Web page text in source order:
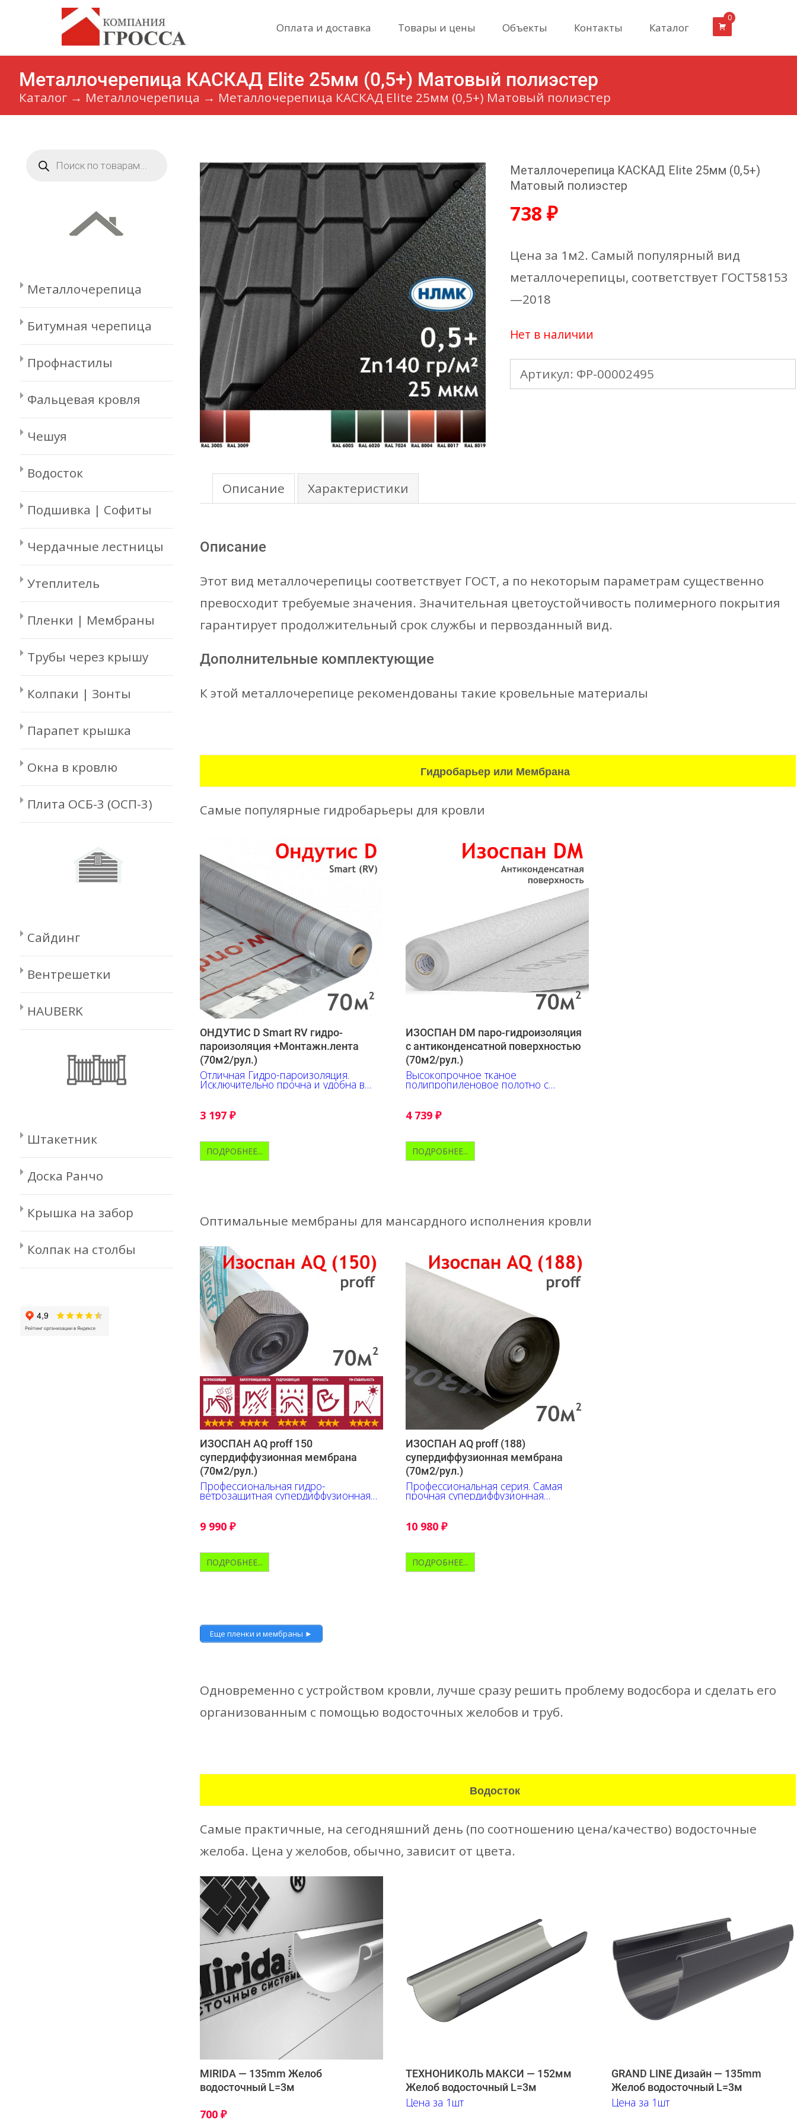
content
Оплата и доставка Товары и цены Объекты Контакты Каталог
0
Металлочерепица КАСКАД Elite 25мм (0,5+) Матовый полиэстер
Каталог → Металлочерепица → Металлочерепица КАСКАД Elite 25мм (0,5+) Матовый полиэстер
Металлочерепица КАСКАД Elite 25мм (0,5+)
Матовый полиэстер
738 ₽
Цена за 1м2. Самый популярный вид
металлочерепицы, соответствует ГОСТ58153
—2018
Нет в наличии
Артикул: ФР-00002495
Описание Характеристики
Описание
Этот вид металлочерепицы соответствует ГОСТ, а по некоторым параметрам существенно
превосходит требуемые значения. Значительная цветоустойчивость полимерного покрытия
гарантирует продолжительный срок службы и первозданный вид.
Дополнительные комплектующие
К этой металлочерепице рекомендованы такие кровельные материалы
Гидробарьер или Мембрана
Самые популярные гидробарьеры для кровли
ОНДУТИС D Smart RV гидро-
пароизоляция +Монтажн.лента
(70м2/рул.)
Отличная Гидро-пароизоляция.
Исключительно прочна и удобна в
работе. Нанесена разметка.
3 197 ₽
ПОДРОБНЕЕ...
ИЗОСПАН DM паро-гидроизоляция
c антиконденсатной поверхностью
(70м2/рул.)
Высокопрочное тканое
полипропиленовое полотно с
антиконденсатной поверхностью
4 739₽
ПОДРОБНЕЕ...
Оптимальные мембраны для мансардного исполнения кровли
ИЗОСПАН AQ proff 150
супердиффузионная мембрана
(70м2/рул.)
Профессиональная гидро-
ветрозащитная супердиффузионная
мембрана
9 990 ₽
ПОДРОБНЕЕ...
ИЗОСПАН AQ proff (188)
супердиффузионная мембрана
(70м2/рул.)
Профессиональная серия. Самая
прочная супердиффузионная
мембрана.
10 980₽
ПОДРОБНЕЕ...
Еще пленки и мембраны ►
Одновременно с устройством кровли, лучше сразу решить проблему водосбора и сделать его
организованным с помощью водосточных желобов и труб.
Водосток
Самые практичные, на сегодняшний день (по соотношению цена/качество) водосточные
желоба. Цена у желобов, обычно, зависит от цвета.
MIRIDA — 135mm Желоб
водосточный L=3м
700 ₽
ТЕХНОНИКОЛЬ МАКСИ — 152мм
Желоб водосточный L=3м
Цена за 1шт
GRAND LINE Дизайн — 135mm
Желоб водосточный L=3м
Цена за 1шт
товаров
Металлочерепица
Битумная черепица
Профнастилы
Фальцевая кровля
Чешуя
Водосток
Подшивка | Софиты
Чердачные лестницы
Утеплитель
Пленки | Мембраны
Трубы через крышу
Колпаки | Зонты
Парапет крышка
Окна в кровлю
Плита ОСБ-3 (ОСП-3)
Сайдинг
Вентрешетки
HAUBERK
Штакетник
Доска Ранчо
Крышка на забор
Колпак на столбы